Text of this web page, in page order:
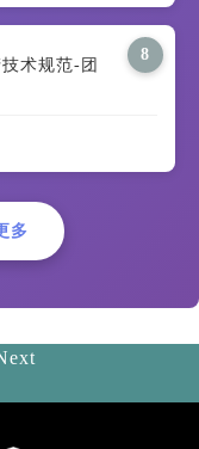
8
术规范-团
多